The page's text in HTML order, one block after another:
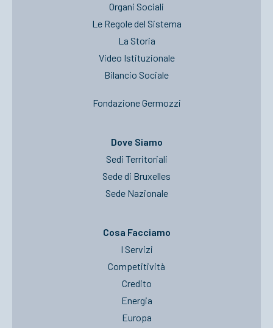
Organi Sociali
Le Regole del Sistema
La Storia
Video Istituzionale
Bilancio Sociale
Fondazione Germozzi
Dove Siamo
Sedi Territoriali
Sede di Bruxelles
Sede Nazionale
Cosa Facciamo
I Servizi
Competitività
Credito
Energia
Europa